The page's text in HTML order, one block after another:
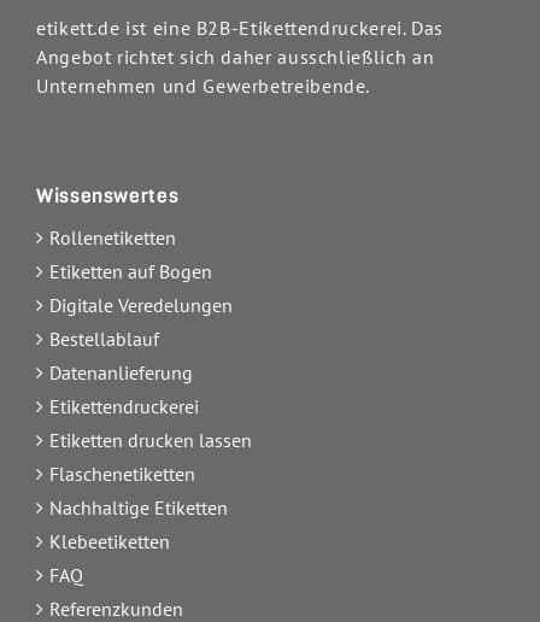
etikett.de ist eine B2B-Etikettendruckerei. Das
Angebot richtet sich daher ausschließlich an
Unternehmen und Gewerbetreibende.
Wissenswertes
Rollenetiketten
Etiketten auf Bogen
Digitale Veredelungen
Bestellablauf
Datenanlieferung
Etikettendruckerei
Etiketten drucken lassen
Flaschenetiketten
Nachhaltige Etiketten
Klebeetiketten
FAQ
Referenzkunden